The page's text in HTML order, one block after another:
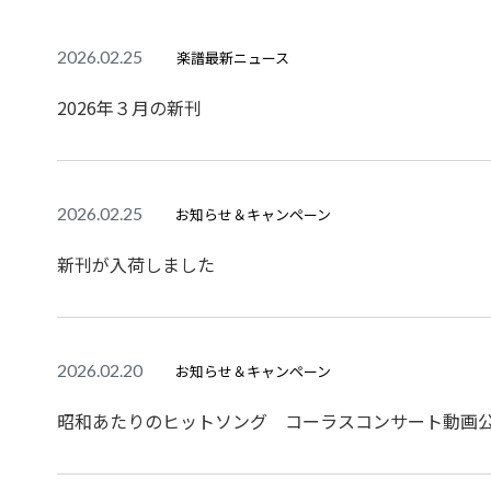
2026.02.25 楽譜最新ニュース
2026年３月の新刊
2026.02.25 お知らせ＆キャンペーン
新刊が入荷しました
2026.02.20 お知らせ＆キャンペーン
昭和あたりのヒットソング コーラスコンサート動画